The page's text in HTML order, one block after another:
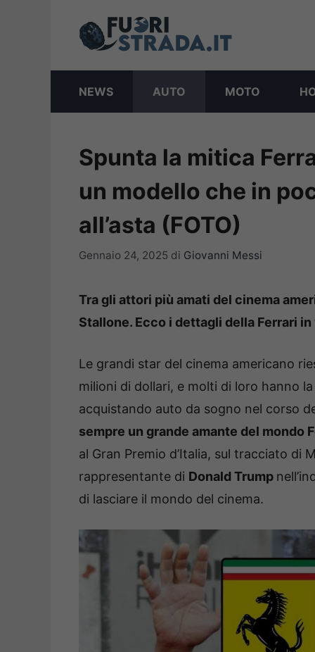
NEWS AUTO MOTO
Spunta la mitica
un modello che in
all’asta (FOTO)
Gennaio 24, 2025 di Giovanni Messi
Tra gli attori più amati del cinema
Stallone. Ecco i dettagli della Ferrari
Le grandi star del cinema americano
milioni di dollari, e molti di loro hanno
acquistando auto da sogno nel corso
sempre un grande amante del mondo
al Gran Premio d’Italia, sul tracciato di
rappresentante di Donald Trump
di lasciare il mondo del cinema.